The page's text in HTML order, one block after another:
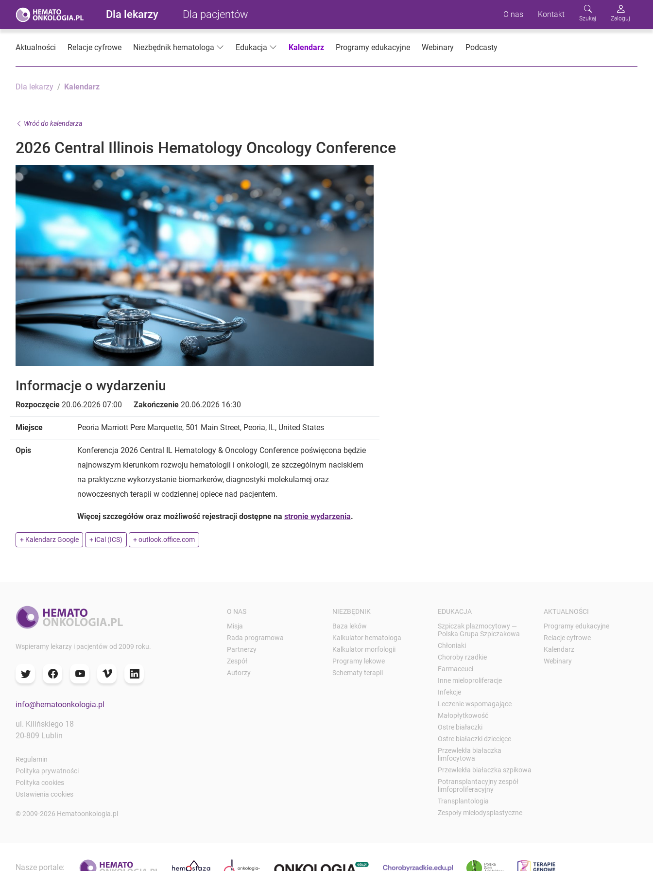
Dla lekarzy Dla pacjentów O nas Kontakt Szukaj Zaloguj
Aktualności Relacje cyfrowe Niezbędnik hematologa Edukacja Kalendarz Programy edukacyjne Webinary Podcasty
Dla lekarzy Kalendarz
Wróć do kalendarza
2026 Central Illinois Hematology Oncology Conference
Informacje o wydarzeniu
Rozpoczęcie 20.06.2026 07:00 Zakończenie 20.06.2026 16:30
Miejsce Peoria Marriott Pere Marquette, 501 Main Street, Peoria, IL, United States
Opis
Konferencja 2026 Central IL Hematology & Oncology Conference poświęcona będzie
najnowszym kierunkom rozwoju hematologii i onkologii, ze szczególnym naciskiem
na praktyczne wykorzystanie biomarkerów, diagnostyki molekularnej oraz
nowoczesnych terapii w codziennej opiece nad pacjentem.
Więcej szczegółów oraz możliwość rejestracji dostępne na stronie wydarzenia.
+ Kalendarz Google + iCal (ICS) + outlook.office.com
Wspieramy lekarzy i pacjentów od 2009 roku.
info@hematoonkologia.pl
ul. Kilińskiego 18
20-809 Lublin
Regulamin
Polityka prywatności
Polityka cookies
Ustawienia cookies
© 2009-2026 Hematoonkologia.pl
O NAS
Misja
Rada programowa
Partnerzy
Zespół
Autorzy
NIEZBĘDNIK
Baza leków
Kalkulator hematologa
Kalkulator morfologii
Programy lekowe
Schematy terapii
EDUKACJA
Szpiczak plazmocytowy —
Polska Grupa Szpiczakowa
Chłoniaki
Choroby rzadkie
Farmaceuci
Inne mieloproliferacje
Infekcje
Leczenie wspomagające
Małopłytkowość
Ostre białaczki
Ostre białaczki dziecięce
Przewlekła białaczka
limfocytowa
Przewlekła białaczka szpikowa
Potransplantacyjny zespół
limfoproliferacyjny
Transplantologia
Zespoły mielodysplastyczne
AKTUALNOŚCI
Programy edukacyjne
Relacje cyfrowe
Kalendarz
Webinary
Nasze portale: